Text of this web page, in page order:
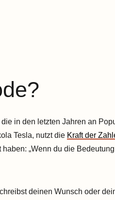
in den letzten Jahren an
Tesla, nutzt die Kraft der
„Wenn du die
deinen Wunsch oder